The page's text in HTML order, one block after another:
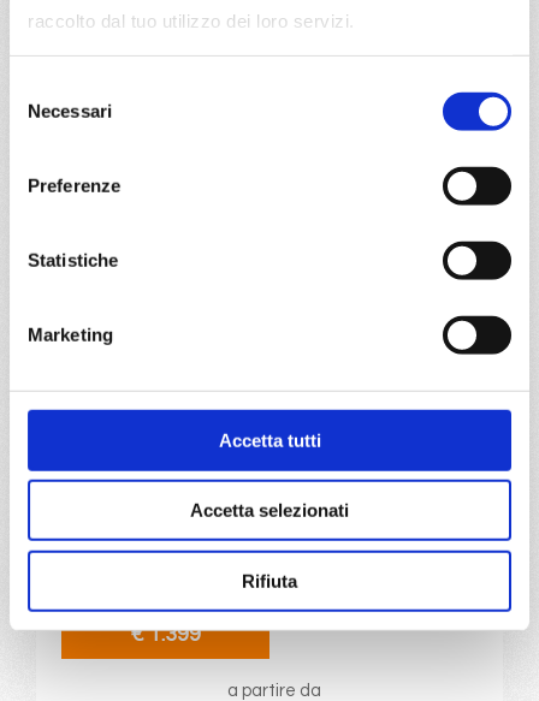
raccolto dal tuo utilizzo dei loro servizi.
delNecessari
Preferenze
Statistiche
Marketing
Accetta tutti
Accetta selezionati
Rifiuta
Mediterraneo8 giorni
Mediterraneo8 giorni
daMargheraconCosta
MARGHERA , Bari, Corfu, Zacinto, Argostoli, Dubrovnik,
Spalato, MARGHERA
15/08/2026
€ 1.399
a partire da